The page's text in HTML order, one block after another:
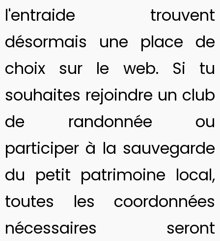
l'entraide trouvent
désormais une place de
choix sur le web. Si tu
souhaites rejoindre un club
de randonnée ou
participer à la sauvegarde
du petit patrimoine local,
toutes les coordonnées
nécessaires seront